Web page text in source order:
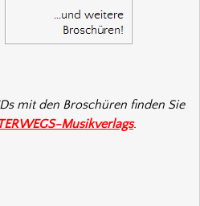
mit den Broschüren finden Sie
Musikverlags.